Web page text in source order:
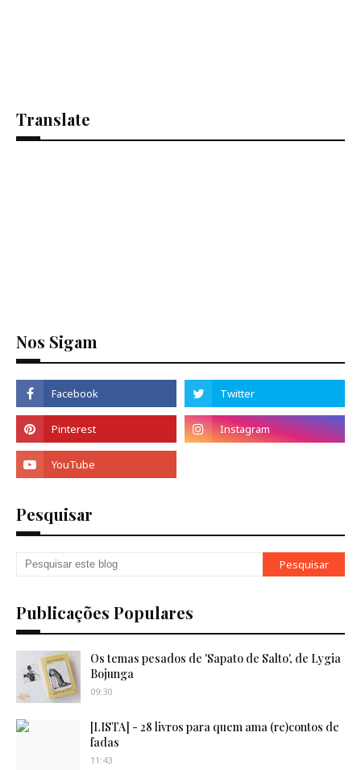
Translate
Nos Sigam
Pesquisar
Publicações Populares
Os temas pesados de 'Sapato de Salto', de Lygia
Bojunga
09:30
[LISTA] - 28 livros para quem ama (re)contos de
fadas
11:43